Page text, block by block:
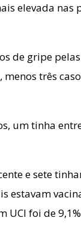
elevada nas
de gripe
três
um tinha
e sete
estavam
UCI foi de